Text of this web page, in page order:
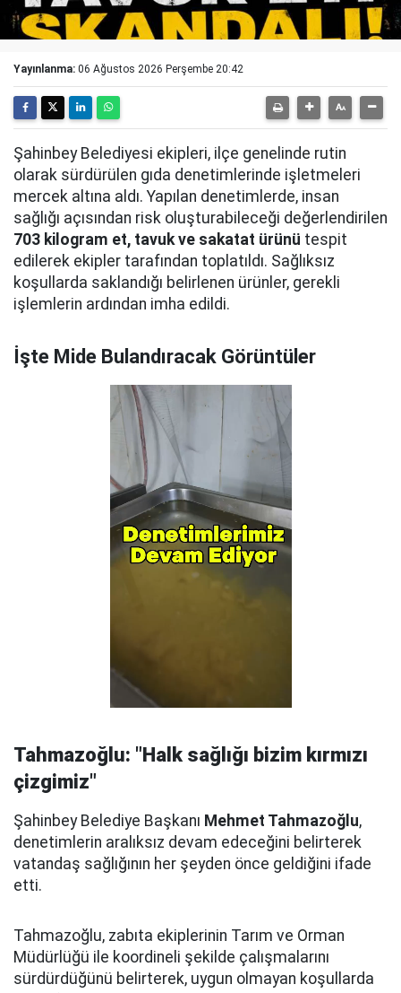
Yayınlanma: 06 Ağustos 2026 Perşembe 20:42
Şahinbey Belediyesi ekipleri, ilçe genelinde rutin
olarak sürdürülen gıda denetimlerinde işletmeleri
mercek altına aldı. Yapılan denetimlerde, insan
sağlığı açısından risk oluşturabileceği değerlendirilen
703 kilogram et, tavuk ve sakatat ürünü tespit
edilerek ekipler tarafından toplatıldı. Sağlıksız
koşullarda saklandığı belirlenen ürünler, gerekli
işlemlerin ardından imha edildi.
İşte Mide Bulandıracak Görüntüler
Tahmazoğlu: "Halk sağlığı bizim kırmızı
çizgimiz"
Şahinbey Belediye Başkanı Mehmet Tahmazoğlu,
denetimlerin aralıksız devam edeceğini belirterek
vatandaş sağlığının her şeyden önce geldiğini ifade
etti.
Tahmazoğlu, zabıta ekiplerinin Tarım ve Orman
Müdürlüğü ile koordineli şekilde çalışmalarını
sürdürdüğünü belirterek, uygun olmayan koşullarda